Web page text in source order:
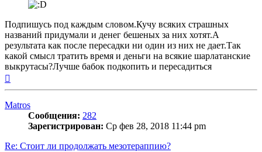
Подпишусь под каждым словом.Кучу всяких страшных
названий придумали и денег бешеных за них хотят.А
результата как после пересадки ни один из них не дает.Так
какой смысл тратить время и деньги на всякие шарлатанские
выкрутасы?Лучше бабок подкопить и пересадиться
Matros
Сообщения: 282
Зарегистрирован: Ср фев 28, 2018 11:44 pm
Re: Стоит ли продолжать мезотераппию?